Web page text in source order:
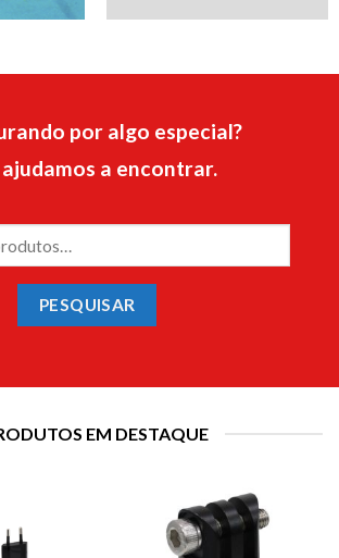
por algo especial?
ajudamos a encontrar.
PESQUISAR
EM DESTAQUE